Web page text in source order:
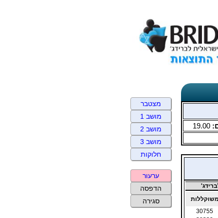
19.00
משוקללות
30755
מצטבר
מושב 1
מושב 2
מושב 3
חלוקות
ערעור
הדפסה
סגירה